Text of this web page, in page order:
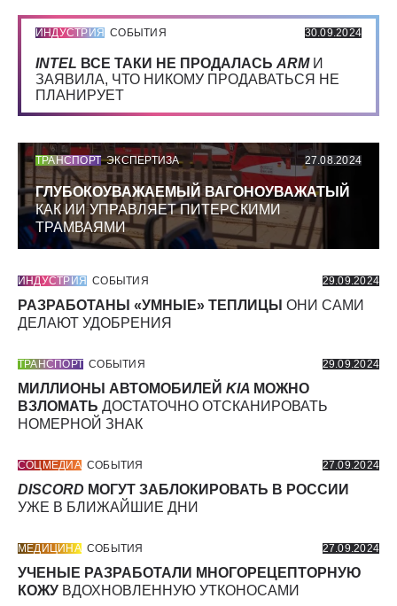
ИНДУСТРИЯ СОБЫТИЯ 30.09.2024
INTEL ВСЕ ТАКИ НЕ ПРОДАЛАСЬ ARMИ
ЗАЯВИЛА, ЧТО НИКОМУ ПРОДАВАТЬСЯ НЕ
ПЛАНИРУЕТ
ТРАНСПОРТ ЭКСПЕРТИЗА 27.08.2024
ГЛУБОКОУВАЖАЕМЫЙ ВАГОНОУВАЖАТЫЙ
КАК ИИ УПРАВЛЯЕТ ПИТЕРСКИМИ
ТРАМВАЯМИ
ИНДУСТРИЯ СОБЫТИЯ 29.09.2024
РАЗРАБОТАНЫ «УМНЫЕ» ТЕПЛИЦЫ ОНИ САМИ
ДЕЛАЮТ УДОБРЕНИЯ
ТРАНСПОРТ СОБЫТИЯ 29.09.2024
МИЛЛИОНЫ АВТОМОБИЛЕЙ KIA МОЖНО
ВЗЛОМАТЬ ДОСТАТОЧНО ОТСКАНИРОВАТЬ
НОМЕРНОЙ ЗНАК
СОЦМЕДИА СОБЫТИЯ 27.09.2024
DISCORD МОГУТ ЗАБЛОКИРОВАТЬ В РОССИИ
УЖЕ В БЛИЖАЙШИЕ ДНИ
МЕДИЦИНА СОБЫТИЯ 27.09.2024
УЧЕНЫЕ РАЗРАБОТАЛИ МНОГОРЕЦЕПТОРНУЮ
КОЖУ ВДОХНОВЛЕННУЮ УТКОНОСАМИ